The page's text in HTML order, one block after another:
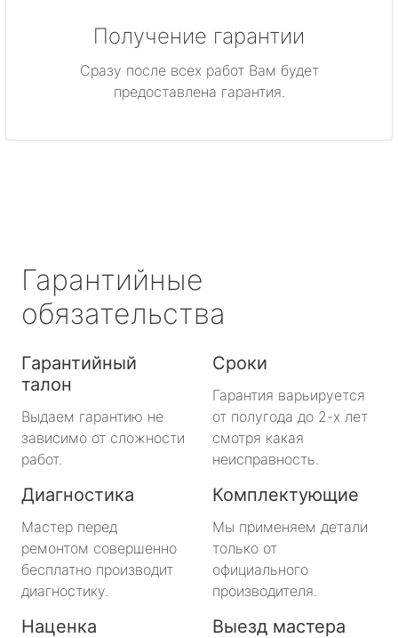
Получение гарантии
Сразу после всех работ Вам будет
предоставлена гарантия.
Гарантийные
обязательства
Гарантийный
талон
Выдаем гарантию не
зависимо от сложности
работ.
Сроки
Гарантия варьируется
от полугода до 2-х лет
смотря какая
неисправность.
Диагностика
Мастер перед
ремонтом совершенно
бесплатно производит
диагностику.
Комплектующие
Мы применяем детали
только от
официального
производителя.
Наценка Выезд мастера